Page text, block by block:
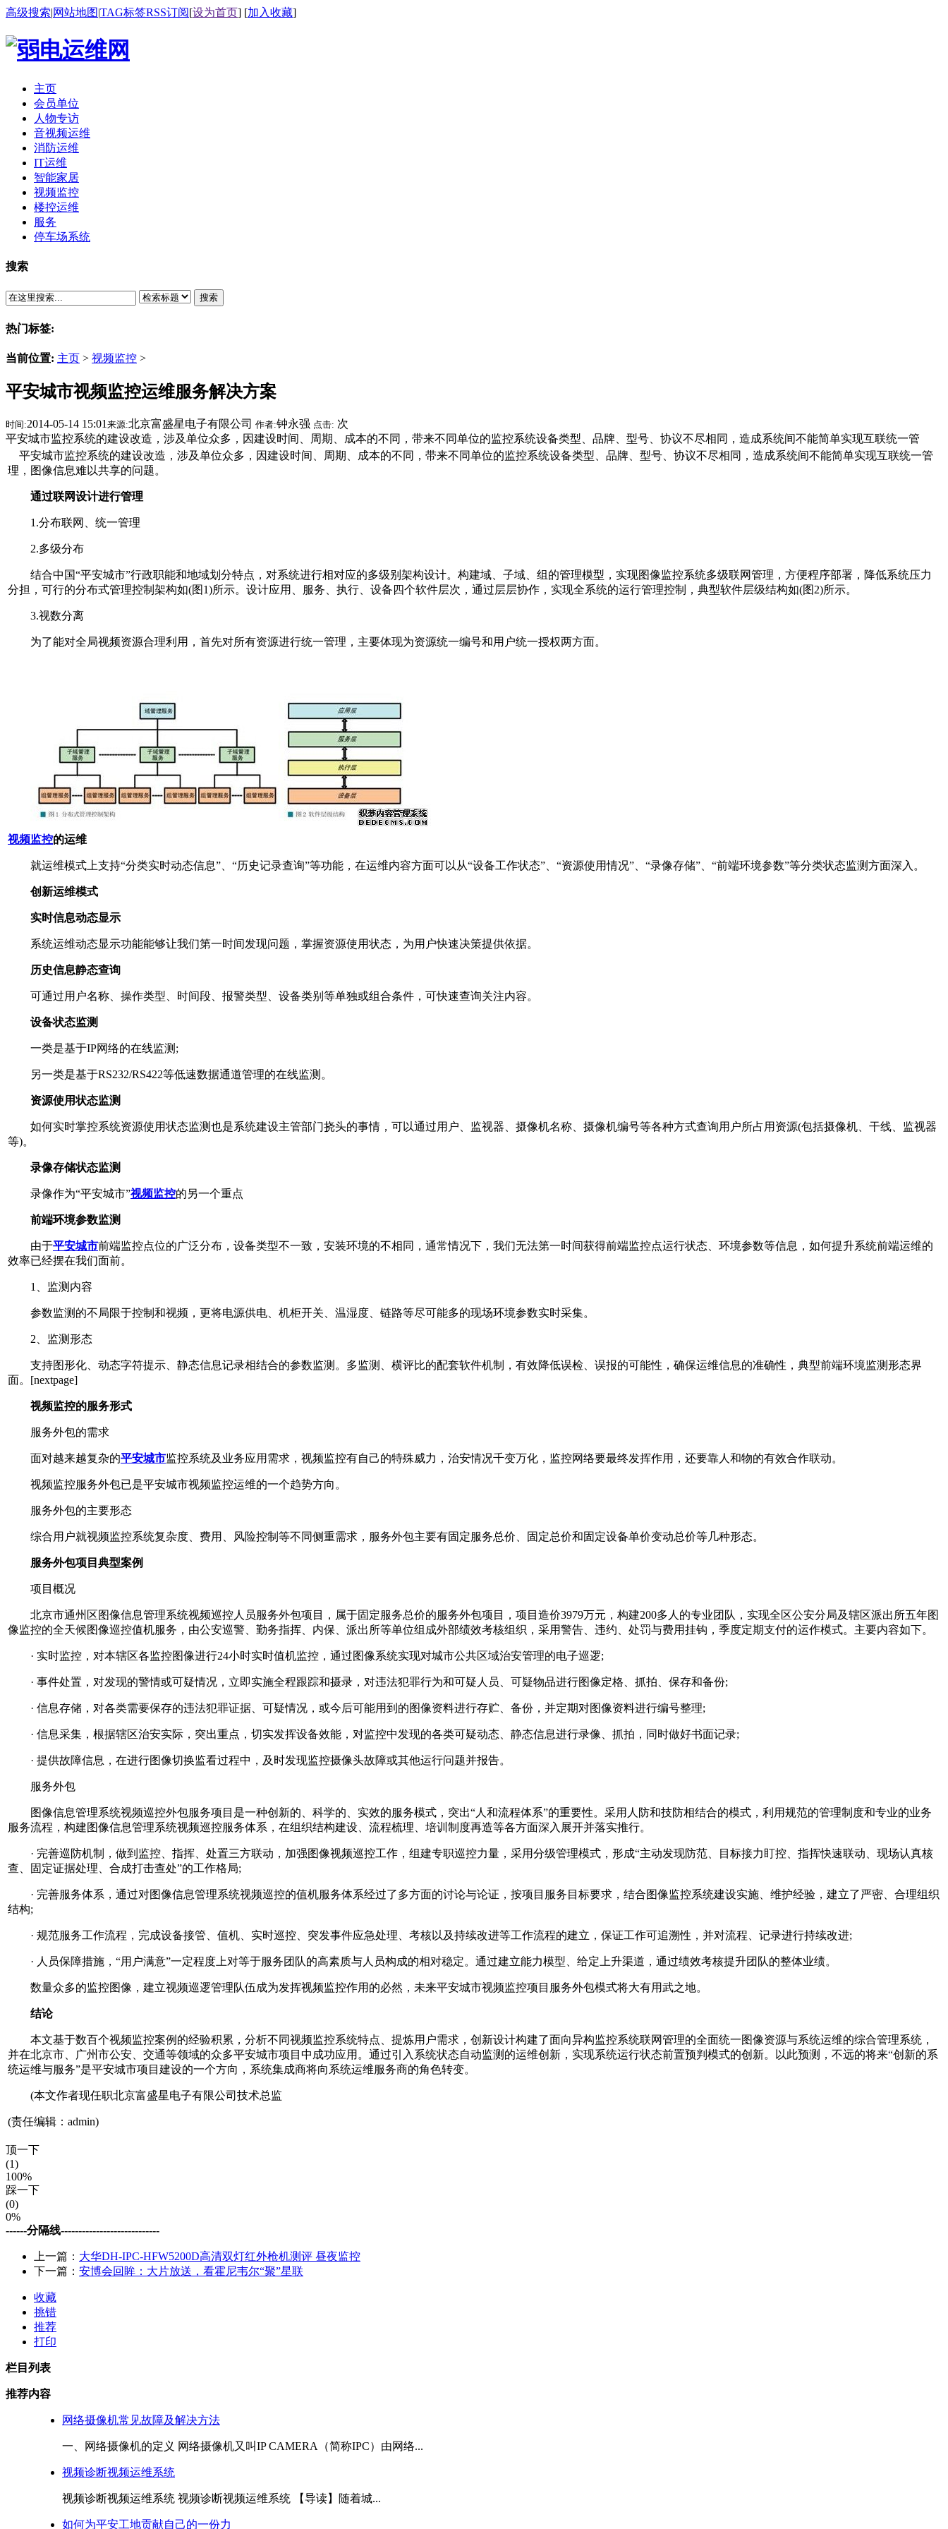
高级搜索|网站地图|TAG标签RSS订阅[设为首页] [加入收藏]
主页
会员单位
人物专访
音视频运维
消防运维
IT运维
智能家居
视频监控
楼控运维
服务
停车场系统
搜索
搜索
热门标签:
当前位置: 主页 > 视频监控 >
平安城市视频监控运维服务解决方案
时间:2014-05-14 15:01 来源:北京富盛星电子有限公司 作者:钟永强 点击: 次
平安城市监控系统的建设改造，涉及单位众多，因建设时间、周期、成本的不同，带来不同单位的监控系统设备类型、品牌、型号、协议不尽相同，造成系统间不能简单实现互联统一管
平安城市监控系统的建设改造，涉及单位众多，因建设时间、周期、成本的不同，带来不同单位的监控系统设备类型、品牌、型号、协议不尽相同，造成系统间不能简单实现互联统一管
理，图像信息难以共享的问题。
通过联网设计进行管理
1.分布联网、统一管理
2.多级分布
结合中国“平安城市”行政职能和地域划分特点，对系统进行相对应的多级别架构设计。构建域、子域、组的管理模型，实现图像监控系统多级联网管理，方便程序部署，降低系统压力
分担，可行的分布式管理控制架构如(图1)所示。设计应用、服务、执行、设备四个软件层次，通过层层协作，实现全系统的运行管理控制，典型软件层级结构如(图2)所示。
3.视数分离
为了能对全局视频资源合理利用，首先对所有资源进行统一管理，主要体现为资源统一编号和用户统一授权两方面。
视频监控的运维
就运维模式上支持“分类实时动态信息”、“历史记录查询”等功能，在运维内容方面可以从“设备工作状态”、“资源使用情况”、“录像存储”、“前端环境参数”等分类状态监测方面深入。
创新运维模式
实时信息动态显示
系统运维动态显示功能能够让我们第一时间发现问题，掌握资源使用状态，为用户快速决策提供依据。
历史信息静态查询
可通过用户名称、操作类型、时间段、报警类型、设备类别等单独或组合条件，可快速查询关注内容。
设备状态监测
一类是基于IP网络的在线监测;
另一类是基于RS232/RS422等低速数据通道管理的在线监测。
资源使用状态监测
如何实时掌控系统资源使用状态监测也是系统建设主管部门挠头的事情，可以通过用户、监视器、摄像机名称、摄像机编号等各种方式查询用户所占用资源(包括摄像机、干线、监视器
等)。
录像存储状态监测
录像作为“平安城市”视频监控的另一个重点
前端环境参数监测
由于平安城市前端监控点位的广泛分布，设备类型不一致，安装环境的不相同，通常情况下，我们无法第一时间获得前端监控点运行状态、环境参数等信息，如何提升系统前端运维的
效率已经摆在我们面前。
1、监测内容
参数监测的不局限于控制和视频，更将电源供电、机柜开关、温湿度、链路等尽可能多的现场环境参数实时采集。
2、监测形态
支持图形化、动态字符提示、静态信息记录相结合的参数监测。多监测、横评比的配套软件机制，有效降低误检、误报的可能性，确保运维信息的准确性，典型前端环境监测形态界
面。[nextpage]
视频监控的服务形式
服务外包的需求
面对越来越复杂的平安城市监控系统及业务应用需求，视频监控有自己的特殊威力，治安情况千变万化，监控网络要最终发挥作用，还要靠人和物的有效合作联动。
视频监控服务外包已是平安城市视频监控运维的一个趋势方向。
服务外包的主要形态
综合用户就视频监控系统复杂度、费用、风险控制等不同侧重需求，服务外包主要有固定服务总价、固定总价和固定设备单价变动总价等几种形态。
服务外包项目典型案例
项目概况
北京市通州区图像信息管理系统视频巡控人员服务外包项目，属于固定服务总价的服务外包项目，项目造价3979万元，构建200多人的专业团队，实现全区公安分局及辖区派出所五年图
像监控的全天候图像巡控值机服务，由公安巡警、勤务指挥、内保、派出所等单位组成外部绩效考核组织，采用警告、违约、处罚与费用挂钩，季度定期支付的运作模式。主要内容如下。
· 实时监控，对本辖区各监控图像进行24小时实时值机监控，通过图像系统实现对城市公共区域治安管理的电子巡逻;
· 事件处置，对发现的警情或可疑情况，立即实施全程跟踪和摄录，对违法犯罪行为和可疑人员、可疑物品进行图像定格、抓拍、保存和备份;
· 信息存储，对各类需要保存的违法犯罪证据、可疑情况，或今后可能用到的图像资料进行存贮、备份，并定期对图像资料进行编号整理;
· 信息采集，根据辖区治安实际，突出重点，切实发挥设备效能，对监控中发现的各类可疑动态、静态信息进行录像、抓拍，同时做好书面记录;
· 提供故障信息，在进行图像切换监看过程中，及时发现监控摄像头故障或其他运行问题并报告。
服务外包
图像信息管理系统视频巡控外包服务项目是一种创新的、科学的、实效的服务模式，突出“人和流程体系”的重要性。采用人防和技防相结合的模式，利用规范的管理制度和专业的业务
服务流程，构建图像信息管理系统视频巡控服务体系，在组织结构建设、流程梳理、培训制度再造等各方面深入展开并落实推行。
· 完善巡防机制，做到监控、指挥、处置三方联动，加强图像视频巡控工作，组建专职巡控力量，采用分级管理模式，形成“主动发现防范、目标接力盯控、指挥快速联动、现场认真核
查、固定证据处理、合成打击查处”的工作格局;
· 完善服务体系，通过对图像信息管理系统视频巡控的值机服务体系经过了多方面的讨论与论证，按项目服务目标要求，结合图像监控系统建设实施、维护经验，建立了严密、合理组织
结构;
· 规范服务工作流程，完成设备接管、值机、实时巡控、突发事件应急处理、考核以及持续改进等工作流程的建立，保证工作可追溯性，并对流程、记录进行持续改进;
· 人员保障措施，“用户满意”一定程度上对等于服务团队的高素质与人员构成的相对稳定。通过建立能力模型、给定上升渠道，通过绩效考核提升团队的整体业绩。
数量众多的监控图像，建立视频巡逻管理队伍成为发挥视频监控作用的必然，未来平安城市视频监控项目服务外包模式将大有用武之地。
结论
本文基于数百个视频监控案例的经验积累，分析不同视频监控系统特点、提炼用户需求，创新设计构建了面向异构监控系统联网管理的全面统一图像资源与系统运维的综合管理系统，
并在北京市、广州市公安、交通等领域的众多平安城市项目中成功应用。通过引入系统状态自动监测的运维创新，实现系统运行状态前置预判模式的创新。以此预测，不远的将来“创新的系
统运维与服务”是平安城市项目建设的一个方向，系统集成商将向系统运维服务商的角色转变。
(本文作者现任职北京富盛星电子有限公司技术总监
(责任编辑：admin)
顶一下
(1)
100%
踩一下
(0)
0%
------分隔线----------------------------
上一篇： 大华DH-IPC-HFW5200D高清双灯红外枪机测评 昼夜监控
下一篇： 安博会回眸：大片放送，看霍尼韦尔“聚”星联
收藏
挑错
推荐
打印
栏目列表
推荐内容
网络摄像机常见故障及解决方法
一、网络摄像机的定义 网络摄像机又叫IP CAMERA（简称IPC）由网络...
视频诊断视频运维系统
视频诊断视频运维系统 视频诊断视频运维系统 【导读】随着城...
如何为平安工地贡献自己的一份力